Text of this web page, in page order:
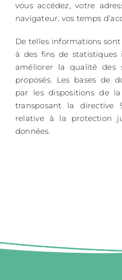
vous accédez, votre
navigateur, vos temps
De telles informations
à des fins de statistiques
améliorer la qualité des
proposés. Les bases de
par les dispositions de
transposant la directive
relative à la protection
données.